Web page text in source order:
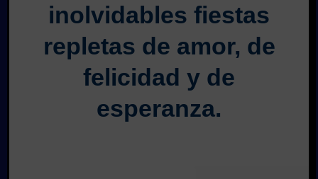
inolvidables fiestas
repletas de amor, de
felicidad y de
esperanza.